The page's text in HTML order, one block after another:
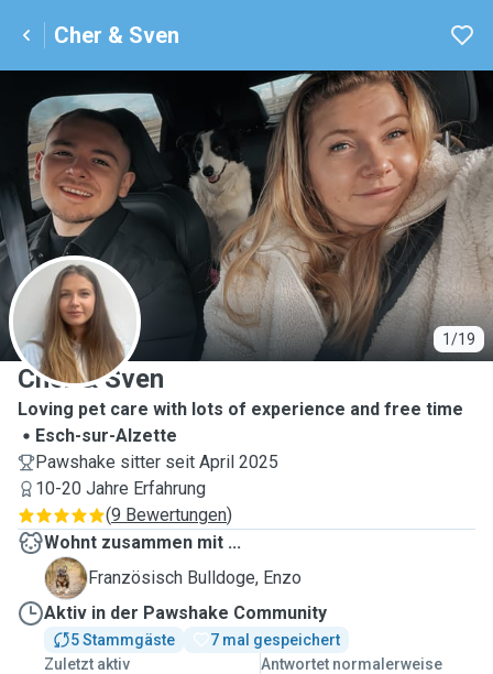
Cher & Sven
1/19
C
Cher & Sven
Loving pet care with lots of experience and free time
Esch-sur-Alzette
Pawshake sitter seit April 2025
10-20 Jahre Erfahrung
(9 Bewertungen)
Wohnt zusammen mit ...
E
Französisch Bulldoge, Enzo
Aktiv in der Pawshake Community
5 Stammgäste
7 mal gespeichert
Zuletzt aktiv
Antwortet normalerweise